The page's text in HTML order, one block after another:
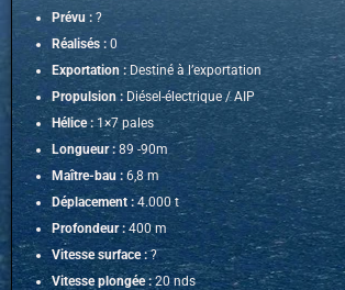
Prévu : ?
Réalisés : 0
Exportation : Destiné à l’exportation
Propulsion : Diésel-électrique / AIP
Hélice :1×7 pales
Longueur : 89 -90m
Maître-bau : 6,8 m
Déplacement : 4.000 t
Profondeur : 400 m
Vitesse surface :?
Vitesse plongée :20 nds